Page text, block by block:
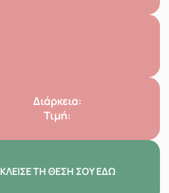
Διάρκεια:
Τιμή:
ΚΛΕΊΣΕ ΤΗ ΘΈΣΗ ΣΟΥ ΕΔΏ